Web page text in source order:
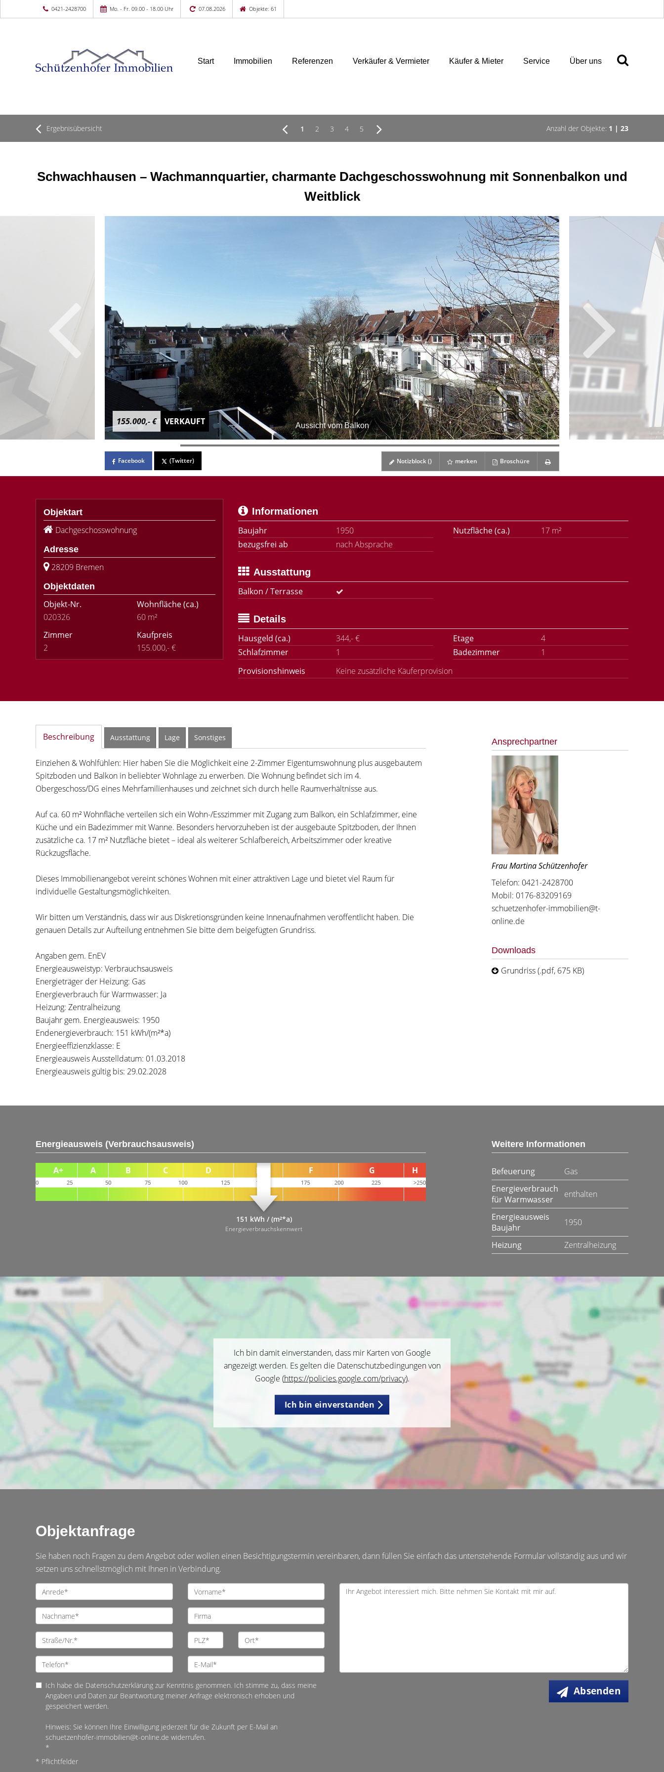
0421-2428700 Mo. - Fr. 09.00 - 18.00 Uhr 07.08.2026 Objekte: 61
Start Immobilien Referenzen Verkäufer & Vermieter Käufer & Mieter Service Über uns
Ergebnisübersicht 1 2 3 4 5 Anzahl der Objekte: 1 | 23
Schwachhausen – Wachmannquartier, charmante Dachgeschosswohnung mit Sonnenbalkon und
Weitblick
Aussicht vom Balkon
155.000,- € VERKAUFT
Facebook (Twitter) Notizblock () merken Broschüre
Objektart
Dachgeschosswohnung
Adresse
28209 Bremen
Objektdaten
Objekt-Nr.
020326
Wohnfläche(ca.)
60 m²
Zimmer
2
Kaufpreis
155.000,- €
Informationen
Baujahr
1950 Nutzfläche (ca.)
17 m²
bezugsfrei ab
nach Absprache
Ausstattung
Balkon / Terrasse
Details
Hausgeld (ca.)
344,- € Etage
4
Schlafzimmer
1 Badezimmer
1
Provisionshinweis
Keine zusätzliche Käuferprovision
Beschreibung Ausstattung Lage Sonstiges
Einziehen & Wohlfühlen: Hier haben Sie die Möglichkeit eine 2-Zimmer Eigentumswohnung plus ausgebautem
Spitzboden und Balkon in beliebter Wohnlage zu erwerben. Die Wohnung befindet sich im 4.
Obergeschoss/DG eines Mehrfamilienhauses und zeichnet sich durch helle Raumverhältnisse aus.
Auf ca. 60 m² Wohnfläche verteilen sich ein Wohn-/Esszimmer mit Zugang zum Balkon, ein Schlafzimmer, eine
Küche und ein Badezimmer mit Wanne. Besonders hervorzuheben ist der ausgebaute Spitzboden, der Ihnen
zusätzliche ca. 17 m² Nutzfläche bietet – ideal als weiterer Schlafbereich, Arbeitszimmer oder kreative
Rückzugsfläche.
Dieses Immobilienangebot vereint schönes Wohnen mit einer attraktiven Lage und bietet viel Raum für
individuelle Gestaltungsmöglichkeiten.
Wir bitten um Verständnis, dass wir aus Diskretionsgründen keine Innenaufnahmen veröffentlicht haben. Die
genauen Details zur Aufteilung entnehmen Sie bitte dem beigefügten Grundriss.
Angaben gem. EnEV
Energieausweistyp: Verbrauchsausweis
Energieträger der Heizung: Gas
Energieverbrauch für Warmwasser: Ja
Heizung: Zentralheizung
Baujahr gem. Energieausweis: 1950
Endenergieverbrauch: 151 kWh/(m²*a)
Energieeffizienzklasse: E
Energieausweis Ausstelldatum: 01.03.2018
Energieausweis gültig bis: 29.02.2028
Ansprechpartner
Frau Martina Schützenhofer
Telefon: 0421-2428700
Mobil: 0176-83209169
schuetzenhofer-immobilien@t-
online.de
Downloads
Grundriss (.pdf, 675 KB)
Energieausweis (Verbrauchsausweis)
151 kWh / (m²*a)
Energieverbrauchskennwert
Weitere Informationen
Befeuerung
Gas
Energieverbrauch
für Warmwasser
enthalten
Energieausweis
Baujahr
1950
Heizung Zentralheizung
Ich bin damit einverstanden, dass mir Karten von Google
angezeigt werden. Es gelten die Datenschutzbedingungen von
Google (https://policies.google.com/privacy).
Ich bin einverstanden
Objektanfrage
Sie haben noch Fragen zu dem Angebot oder wollen einen Besichtigungstermin vereinbaren, dann füllen Sie einfach das untenstehende Formular vollständig aus und wir
setzen uns schnellstmöglich mit Ihnen in Verbindung.
Ich habe die Datenschutzerklärung zur Kenntnis genommen. Ich stimme zu, dass meine
Angaben und Daten zur Beantwortung meiner Anfrage elektronisch erhoben und
gespeichert werden.
Hinweis: Sie können Ihre Einwilligung jederzeit für die Zukunft per E-Mail an
schuetzenhofer-immobilien@t-online.de widerrufen.
*
* Pflichtfelder
Absenden